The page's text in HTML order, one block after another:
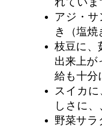
アジ・
き（塩
枝豆に、
出来上
給も十分
スイカ
しさに
野菜サ